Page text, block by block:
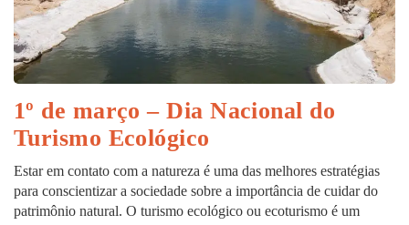
1º de março – Dia Nacional do
Turismo Ecológico
Estar em contato com a natureza é uma das melhores estratégias
para conscientizar a sociedade sobre a importância de cuidar do
patrimônio natural. O turismo ecológico ou ecoturismo é um